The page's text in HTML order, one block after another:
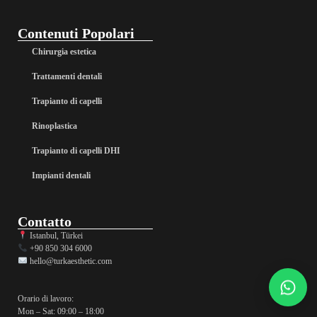
Contenuti Popolari
Chirurgia estetica
Trattamenti dentali
Trapianto di capelli
Rinoplastica
Trapianto di capelli DHI
Impianti dentali
Contatto
Istanbul, Türkei
+90 850 304 6000
hello@turkaesthetic.com
Orario di lavoro:
Mon – Sat: 09:00 – 18:00